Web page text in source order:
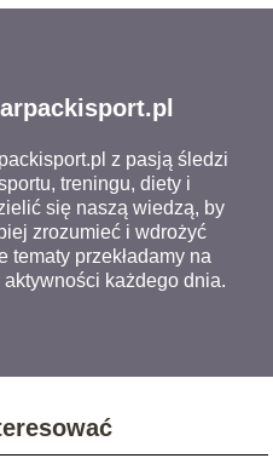
z pasją śledzi
treningu, diety i
się naszą wiedzą, by
zrozumieć i wdrożyć
tematy przekładamy na
każdego dnia.